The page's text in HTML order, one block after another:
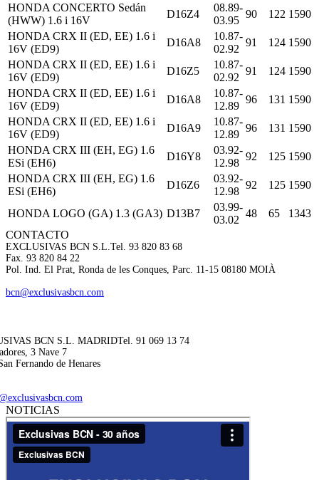
HONDA CONCERTO Sedán
(HWW) 1.6 i 16V
D16Z4
08.89-
03.95
90 122 1590
HONDA CRX II (ED, EE) 1.6 i
16V (ED9)
D16A8
10.87-
02.92
91 124 1590
HONDA CRX II (ED, EE) 1.6 i
16V (ED9)
D16Z5
10.87-
02.92
91 124 1590
HONDA CRX II (ED, EE) 1.6 i
16V (ED9)
D16A8
10.87-
12.89
96 131 1590
HONDA CRX II (ED, EE) 1.6 i
16V (ED9)
D16A9
10.87-
12.89
96 131 1590
HONDA CRX III (EH, EG) 1.6
ESi (EH6)
D16Y8
03.92-
12.98
92 125 1590
HONDA CRX III (EH, EG) 1.6
ESi (EH6)
D16Z6
03.92-
12.98
92 125 1590
HONDA LOGO (GA) 1.3 (GA3) D13B7
03.99-
03.02
48 65
1343
CONTACTO
EXCLUSIVAS BCN S.L. Tel. 93 820 83 68
Fax. 93 820 84 22
Pol. Ind. El Prat, Ronda de les Conques, Parc. 11-15 08180 MOIÀ
bcn@exclusivasbcn.com
BCN S.L. MADRIDTel. 91 069 13 74
3 Nave 7
Fernando de Henares
NOTICIAS